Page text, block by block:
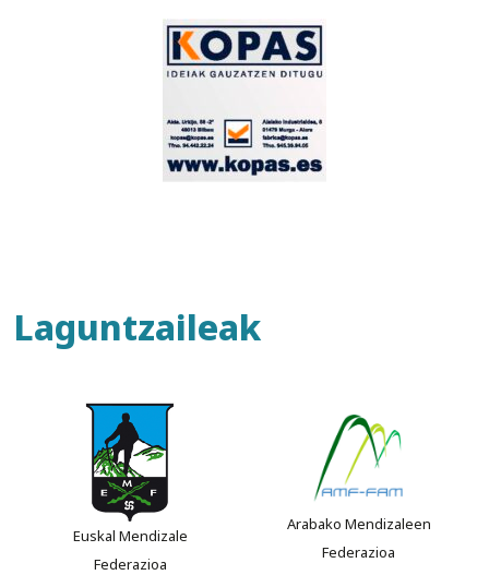
Laguntzaileak
Euskal Mendizale
Federazioa
Arabako Mendizaleen
Federazioa